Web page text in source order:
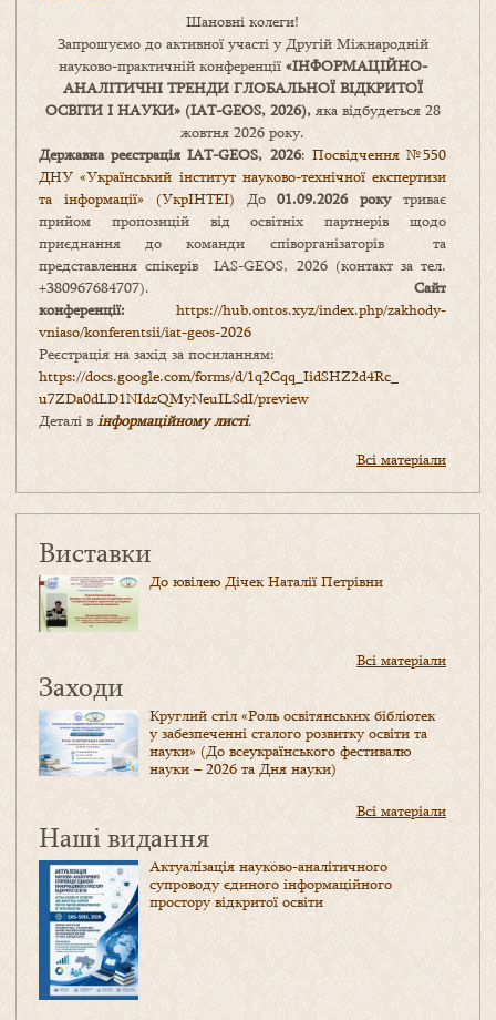
Шановні колеги!
Запрошуємо до активної участі у Другій Міжнародній
науково-практичній конференції «ІНФОРМАЦІЙНО-
АНАЛІТИЧНІ ТРЕНДИ ГЛОБАЛЬНОЇ ВІДКРИТОЇ
ОСВІТИ І НАУКИ» (IAT-GEOS, 2026),яка відбудеться 28
жовтня 2026 року.
Державна реєстрація IAT-GEOS, 2026: Посвідчення №550
ДНУ «Український інститут науково-технічної експертизи
та інформації» (УкрІНТЕІ) До01.09.2026 рокутриває
прийом пропозицій від освітніх партнерів щодо
приєднання до команди співорганізаторів та
представлення спікерів IAS-GEOS, 2026 (контакт за тел.
+380967684707). Сайт
конференції: https://hub.ontos.xyz/index.php/zakhody-
vniaso/konferentsii/iat-geos-2026
Реєстрація на захід за посиланням:
https://docs.google.com/forms/d/1q2Cqq_IidSHZ2d4Rc_
u7ZDa0dLD1NIdzQMyNeuILSdI/preview
Деталі в інформаційному листі.
Всі матеріали
Виставки
До ювілею Дічек Наталії Петрівни
Всі матеріали
Заходи
Круглий стіл «Роль освітянських бібліотек
у забезпеченні сталого розвитку освіти та
науки» (До всеукраїнського фестивалю
науки – 2026 та Дня науки)
Всі матеріали
Наші видання
Актуалізація науково-аналітичного
супроводу єдиного інформаційного
простору відкритої освіти